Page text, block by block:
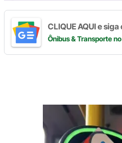
CLIQUE AQUI e siga
Ônibus & Transporte